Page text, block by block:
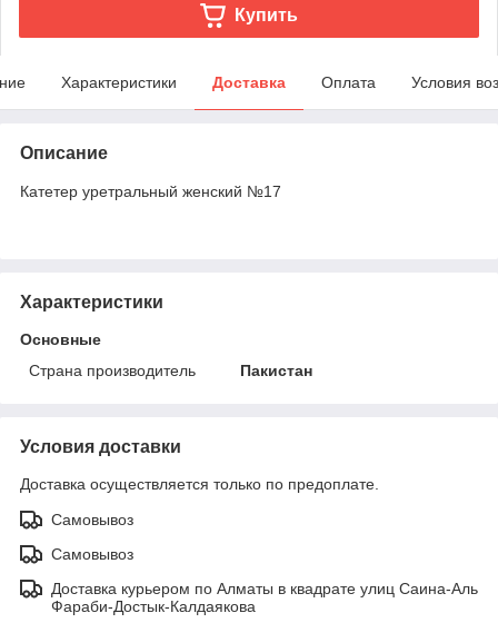
Купить
Характеристики Доставка Оплата Условия
Описание
Катетер уретральный женский №17
Характеристики
Основные
Страна производитель
Пакистан
Условия доставки
Доставка осуществляется только по предоплате.
Самовывоз
Самовывоз
Доставка курьером по Алматы в квадрате улиц Саина-Аль
Фараби-Достык-Калдаякова